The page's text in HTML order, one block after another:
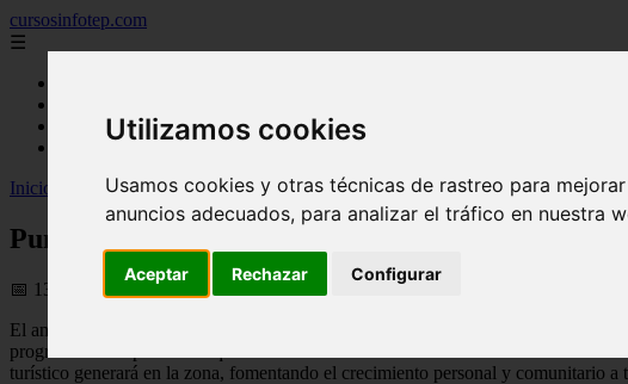
Utilizamos cookies
Usamos cookies y otras técnicas de rastreo para
anuncios adecuados, para analizar el tráfico en nuestra
Aceptar Rechazar Configurar
cursosinfotep.com
☰
diplomados
universidades de republica dominicana
Inicio
infotep >Punta Bergantín impulsa la formación técnica del Infotep en
Punta Bergantín impulsa la formación técnica del
📅 13/06/2026
El ambicioso proyecto turístico
programas de capacitación que ofrece el
turístico generará en la zona, fomentando el crecimiento personal y comunitario a